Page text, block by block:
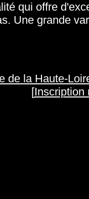
qui offre
Une grande
de la Haute-
[Inscription